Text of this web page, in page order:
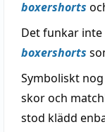
boxershorts
Det funkar
boxershorts
Symboliskt
skor och
stod klädd